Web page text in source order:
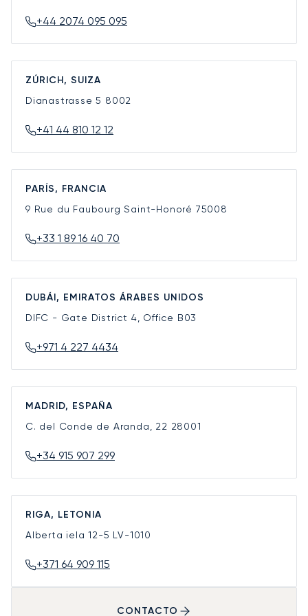
+44 2074 095 095
ZÚRICH, SUIZA
Dianastrasse 5 8002
+41 44 810 12 12
PARÍS, FRANCIA
9 Rue du Faubourg Saint-Honoré 75008
+33 1 89 16 40 70
DUBÁI, EMIRATOS ÁRABES UNIDOS
DIFC - Gate District 4, Office B03
+971 4 227 4434
MADRID, ESPAÑA
C. del Conde de Aranda, 22 28001
+34 915 907 299
RIGA, LETONIA
Alberta iela 12-5 LV-1010
+371 64 909 115
CONTACTO